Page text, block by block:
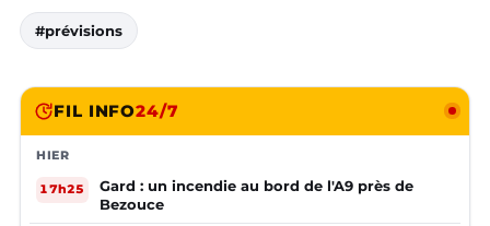
#prévisions
FIL INFO24/7
HIER
17h25
Gard : un incendie au bord de l'A9 près de
Bezouce